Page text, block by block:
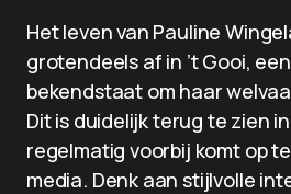
Het leven van Pauline
grotendeels af in ’t Gooi,
bekendstaat om haar
Dit is duidelijk terug te zien
regelmatig voorbij komt op
media. Denk aan stijlvolle